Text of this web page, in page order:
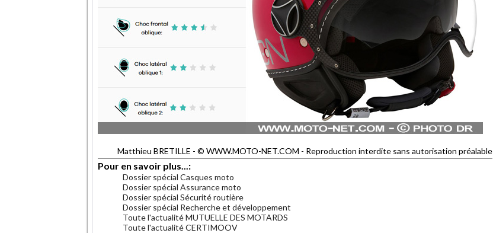
Matthieu BRETILLE - © WWW.MOTO-NET.COM - Reproduction interdite sans autorisation préalable
Pour en savoir plus...:
Dossier spécial Casques moto
Dossier spécial Assurance moto
Dossier spécial Sécurité routière
Dossier spécial Recherche et développement
Toute l'actualité MUTUELLE DES MOTARDS
Toute l'actualité CERTIMOOV